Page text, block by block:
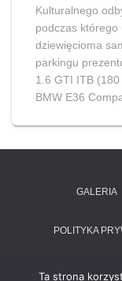
Kulturalnego
podczas którego
dziewięcioma
parkingu
1.6 GTI ITB
BMW E36
GALERIA
POLITYKA
Ta strona